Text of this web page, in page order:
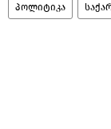
პოლიტიკა